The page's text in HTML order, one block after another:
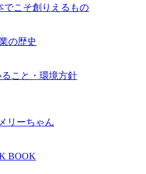
でこそ創りえるもの
の歴史
こと・環境方針
リーちゃん
BOOK